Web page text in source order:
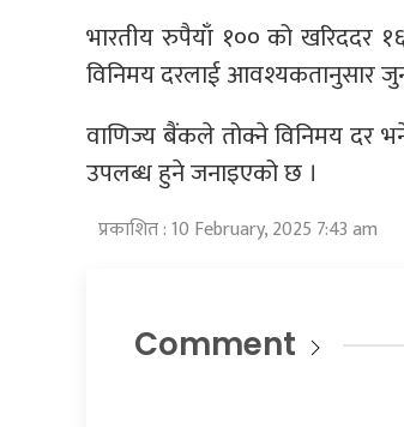
भारतीय रुपैयाँ १०० को खरिददर
विनिमय दरलाई आवश्यकतानुसार
वाणिज्य बैंकले तोक्ने विनिमय दर
उपलब्ध हुने जनाइएको छ ।
प्रकाशित : 10 February, 2025 7:43 am
Comment